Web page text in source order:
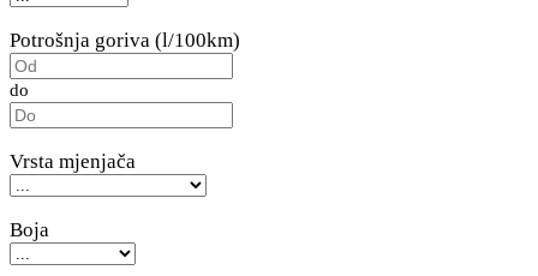
Potrošnja goriva (l/100km)
do
Vrsta mjenjača
Boja